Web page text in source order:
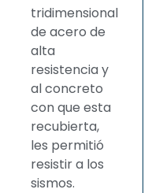
tridimensional
de acero de
alta
resistencia y
al concreto
con que esta
recubierta,
les permitió
resistir a los
sismos.